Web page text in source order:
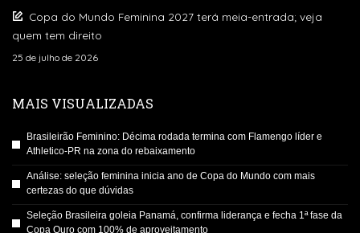
Copa do Mundo Feminina 2027 terá meia-entrada; veja
quem tem direito
25 de julho de 2026
MAIS VISUALIZADAS
Brasileirão Feminino: Décima rodada termina com Flamengo líder e
Athletico-PR na zona do rebaixamento
Análise: seleção feminina inicia ano de Copa do Mundo com mais
certezas do que dúvidas
Seleção Brasileira goleia Panamá, confirma liderança e fecha 1ª fase da
Copa Ouro com 100% de aproveitamento